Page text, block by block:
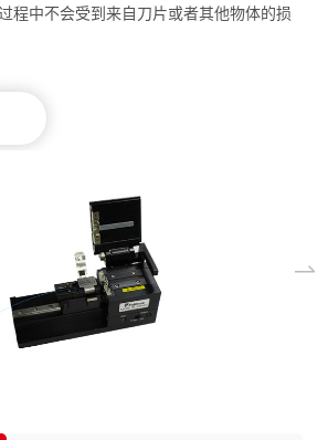
程中不会受到来自刀片或者其他物体的损